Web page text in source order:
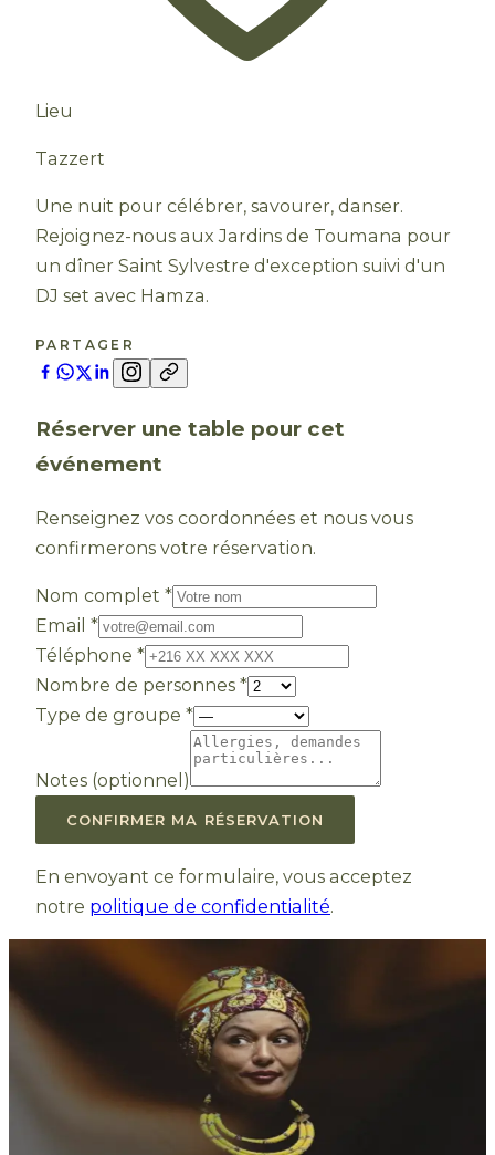
Lieu
Tazzert
Une nuit pour célébrer, savourer, danser.
Rejoignez-nous aux Jardins de Toumana pour
un dîner Saint Sylvestre d'exception suivi d'un
DJ set avec Hamza.
PARTAGER
Réserver une table pour cet
événement
Renseignez vos coordonnées et nous vous
confirmerons votre réservation.
Nom complet *
Email *
Téléphone *
Nombre de personnes *
Type de groupe *
Notes (optionnel)
CONFIRMER MA RÉSERVATION
En envoyant ce formulaire, vous acceptez
notre politique de confidentialité.
Autres Événements à
Venir